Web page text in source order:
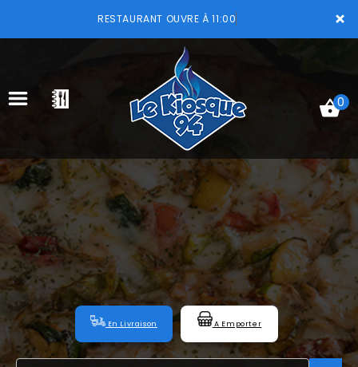
×
RESTAURANT OUVRE À 11:00
ACCUEIL
LA CARTE
VOTRE COMPTE
NOTRE RESTAURANT
VOS AVIS
MENTIONS LÉGALES
0
En Livraison A Emporter